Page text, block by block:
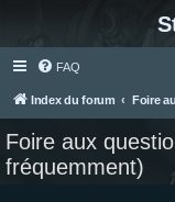
FAQ
Index du forum Foire
Foire aux
fréquemment)